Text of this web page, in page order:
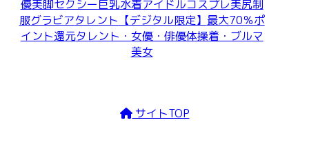
優美脚セクシー巨乳水着アイドルコスプレ美尻制
服グラビアタレント 【デジタル限定】 最大70％ポ
イント還元タレント・女優・俳優体操着・ブルマ
美女
サイトTOP